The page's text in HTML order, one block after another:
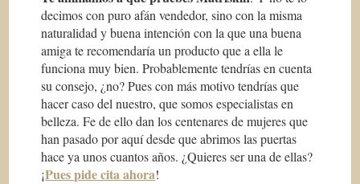
decimos con puro afán vendedor, sino con la misma
naturalidad y buena intención con la que una buena
amiga te recomendaría un producto que a ella le
funciona muy bien. Probablemente tendrías en cuenta
su consejo, ¿no? Pues con más motivo tendrías que
hacer caso del nuestro, que somos especialistas en
belleza. Fe de ello dan los centenares de mujeres que
han pasado por aquí desde que abrimos las puertas
hace ya unos cuantos años. ¿Quieres ser una de ellas?
¡Pues pide cita ahora!